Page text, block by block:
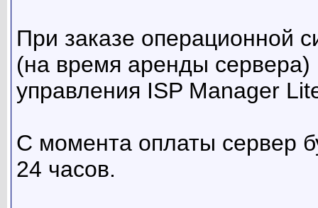
При заказе операционной
(на время аренды сервера)
управления ISP Manager
С момента оплаты сервер
24 часов.